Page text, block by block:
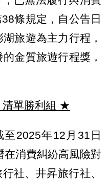
條規定，自公告日
旅遊為主力行程，
金質旅遊行程獎，
單勝利組 ★
2025年12月31日
在消費糾紛高風險對
社、井昇旅行社、